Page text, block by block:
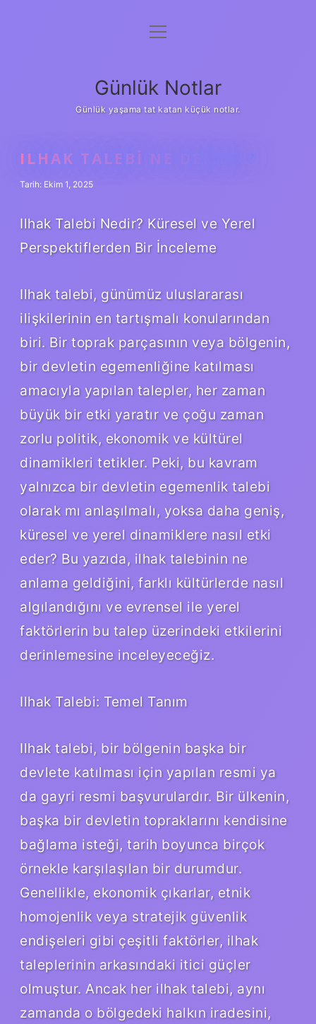
Anasayfa
Yasal Uyarı
menüyü
Günlük Notlar
Günlük yaşama tat katan küçük notlar.
ILHAK TALEBI NE DEMEK ?
Tarih: Ekim 1, 2025
Ilhak Talebi Nedir? Küresel ve Yerel
Perspektiflerden Bir İnceleme
Ilhak talebi, günümüz uluslararası
ilişkilerinin en tartışmalı konularından
biri. Bir toprak parçasının veya bölgenin,
bir devletin egemenliğine katılması
amacıyla yapılan talepler, her zaman
büyük bir etki yaratır ve çoğu zaman
zorlu politik, ekonomik ve kültürel
dinamikleri tetikler. Peki, bu kavram
yalnızca bir devletin egemenlik talebi
olarak mı anlaşılmalı, yoksa daha geniş,
küresel ve yerel dinamiklere nasıl etki
eder? Bu yazıda, ilhak talebinin ne
anlama geldiğini, farklı kültürlerde nasıl
algılandığını ve evrensel ile yerel
faktörlerin bu talep üzerindeki etkilerini
derinlemesine inceleyeceğiz.
Ilhak Talebi: Temel Tanım
Ilhak talebi, bir bölgenin başka bir
devlete katılması için yapılan resmi ya
da gayri resmi başvurulardır. Bir ülkenin,
başka bir devletin topraklarını kendisine
bağlama isteği, tarih boyunca birçok
örnekle karşılaşılan bir durumdur.
Genellikle, ekonomik çıkarlar, etnik
homojenlik veya stratejik güvenlik
endişeleri gibi çeşitli faktörler, ilhak
taleplerinin arkasındaki itici güçler
olmuştur. Ancak her ilhak talebi, aynı
zamanda o bölgedeki halkın iradesini,